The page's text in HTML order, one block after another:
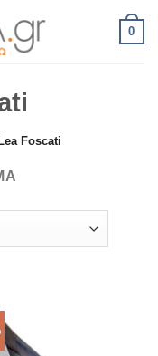
0
Lea Foscati